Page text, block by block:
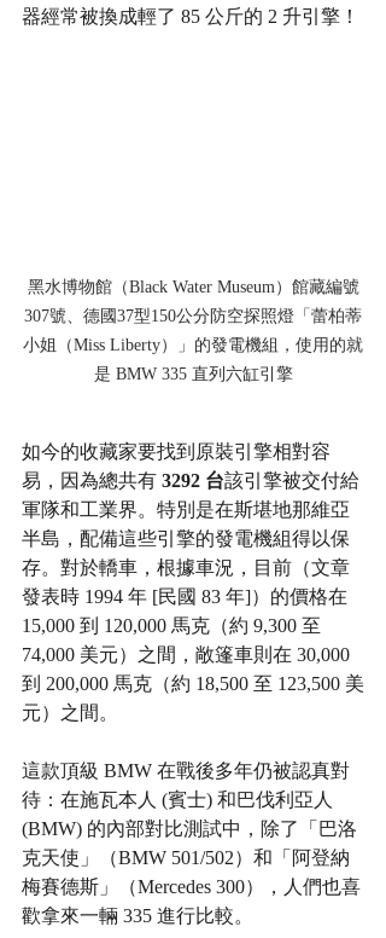
器經常被換成輕了 85 公斤的 2 升引擎！
黑水博物館（Black Water Museum）館藏編號
307號、德國37型150公分防空探照燈「蕾柏蒂
小姐（Miss Liberty）」的發電機組，使用的就
是 BMW 335 直列六缸引擎
如今的收藏家要找到原裝引擎相對容
易，因為總共有 3292 台該引擎被交付給
軍隊和工業界。特別是在斯堪地那維亞
半島，配備這些引擎的發電機組得以保
存。對於轎車，根據車況，目前（文章
發表時 1994 年 [民國 83 年]）的價格在
15,000 到 120,000 馬克（約 9,300 至
74,000 美元）之間，敞篷車則在 30,000
到 200,000 馬克（約 18,500 至 123,500 美
元）之間。
這款頂級 BMW 在戰後多年仍被認真對
待：在施瓦本人 (賓士) 和巴伐利亞人
(BMW) 的內部對比測試中，除了「巴洛
克天使」（BMW 501/502）和「阿登納
梅賽德斯」（Mercedes 300），人們也喜
歡拿來一輛 335 進行比較。